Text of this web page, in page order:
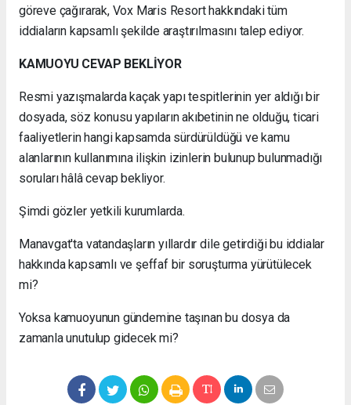
göreve çağırarak, Vox Maris Resort hakkındaki tüm
iddiaların kapsamlı şekilde araştırılmasını talep ediyor.
KAMUOYU CEVAP BEKLİYOR
Resmi yazışmalarda kaçak yapı tespitlerinin yer aldığı bir
dosyada, söz konusu yapıların akıbetinin ne olduğu, ticari
faaliyetlerin hangi kapsamda sürdürüldüğü ve kamu
alanlarının kullanımına ilişkin izinlerin bulunup bulunmadığı
soruları hâlâ cevap bekliyor.
Şimdi gözler yetkili kurumlarda.
Manavgat'ta vatandaşların yıllardır dile getirdiği bu iddialar
hakkında kapsamlı ve şeffaf bir soruşturma yürütülecek
mi?
Yoksa kamuoyunun gündemine taşınan bu dosya da
zamanla unutulup gidecek mi?